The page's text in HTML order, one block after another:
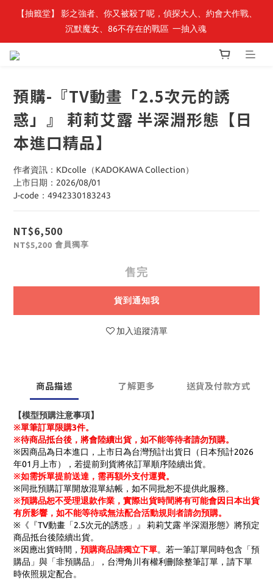
最新開賣🔥「全知讀者視角」 周邊商品
【抽籤堂】 影之強者、你又被殺了呢，偵探大人、約會大作戰、
沉默魔女、86不存在的戰區  一抽入魂
預購-『TV動畫「2.5次元的誘
惑」』 莉莉艾露 半深淵形態【日
本進口精品】
作者資訊：KDcolle（KADOKAWA Collection）
上市日期：2026/08/01
J-code：4942330183243
NT$6,500
NT$5,200 會員獨享
售完
貨到通知我
加入追蹤清單
商品描述 了解更多 送貨及付款方式
【模型預購注意事項】
※單筆訂單限購3件。
※待商品抵台後，將會陸續出貨，如不能等待者請勿預購。
※因商品為日本進口，上市日為台灣預計出貨日（日本預計2026
年01月上市），若提前到貨將依訂單順序陸續出貨。
※如需拆單提前送達，需再額外支付運費。
※同批預購訂單開放混單結帳，如不同批恕不提供此服務。
※預購品恕不受理退款作業，實際出貨時間將有可能會因日本出貨
有所影響，如不能等待或無法配合活動規則者請勿預購。
※《『TV動畫「2.5次元的誘惑」』 莉莉艾露 半深淵形態》將預定
商品抵台後陸續出貨。
※因應出貨時間， 預購商品請獨立下單。若一筆訂單同時包含「預
購品」與「非預購品」，台灣角川有權利刪除整筆訂單，請下單
時依照規定配合。